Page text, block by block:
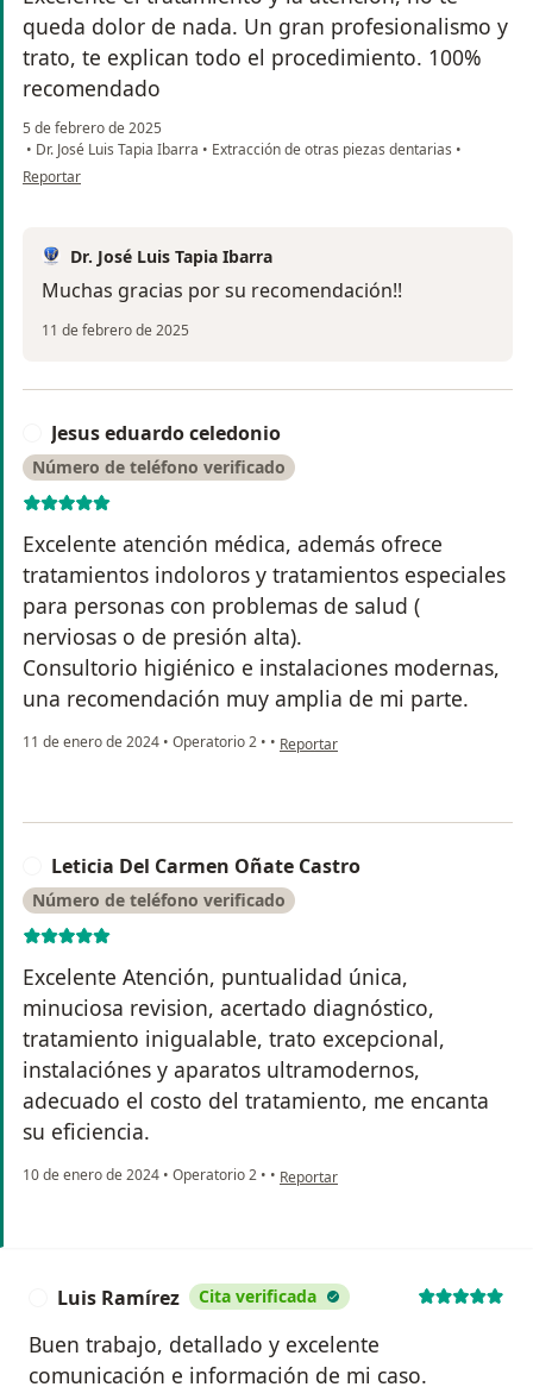
queda dolor de nada. Un gran profesionalismo y
trato, te explican todo el procedimiento. 100%
recomendado
5 de febrero de 2025
• Dr. José Luis Tapia Ibarra • Extracción de otras piezas dentarias •
en opinión del usuario Cruz Becerra
Reportar
Dr. José Luis Tapia Ibarra
Muchas gracias por su recomendación!!
11 de febrero de 2025
Jesus eduardo celedonio
Número de teléfono verificado
Excelente atención médica, además ofrece
tratamientos indoloros y tratamientos especiales
para personas con problemas de salud (
nerviosas o de presión alta).
Consultorio higiénico e instalaciones modernas,
una recomendación muy amplia de mi parte.
11 de enero de 2024 • Operatorio 2 • • en opinión del usuario Jesus eduardo
Reportar
Leticia Del Carmen Oñate Castro
Número de teléfono verificado
Excelente Atención, puntualidad única,
minuciosa revision, acertado diagnóstico,
tratamiento inigualable, trato excepcional,
instalaciónes y aparatos ultramodernos,
adecuado el costo del tratamiento, me encanta
su eficiencia.
10 de enero de 2024 • Operatorio 2 • • en opinión del usuario Leticia Del
Reportar
Luis Ramírez Cita verificada
Buen trabajo, detallado y excelente
comunicación e información de mi caso.